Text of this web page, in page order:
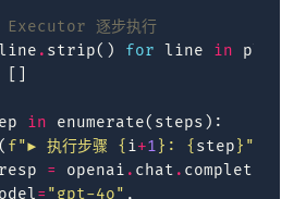
逐步执行
. strip() for line in plan
in enumerate( steps ):
( f"▶ 执行步骤 { i+1} : { step} "
= openai . chat . completions
= "gpt-4o" ,